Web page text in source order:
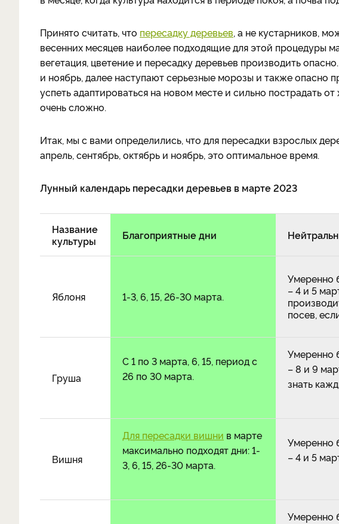
Принято считать, что пересадку деревьев, а не кустарников,
весенних месяцев наиболее подходящие для этой процедуры
вегетация, цветение и пересадку деревьев производить
и ноябрь, далее наступают серьезные морозы и также опасно
успеть адаптироваться на новом месте и сильно пострадать
очень сложно.
Итак, мы с вами определились, что для пересадки взрослых
апрель, сентябрь, октябрь и ноябрь, это оптимальное время.
Лунный календарь пересадки деревьев в марте 2023
Название
культуры
Благоприятные дни
Яблоня 1-3, 6, 15, 26-30 марта.
Умеренно
– 4 и 5
посев,
Груша
С 1 по 3 марта, 6, 15, период с
26 по 30 марта.
Умеренно
– 8 и 9
знать
Вишня
Для пересадки вишни в марте
максимально подходят дни: 1-
3, 6, 15, 26-30 марта.
Умеренно
– 4 и 5
Умеренно